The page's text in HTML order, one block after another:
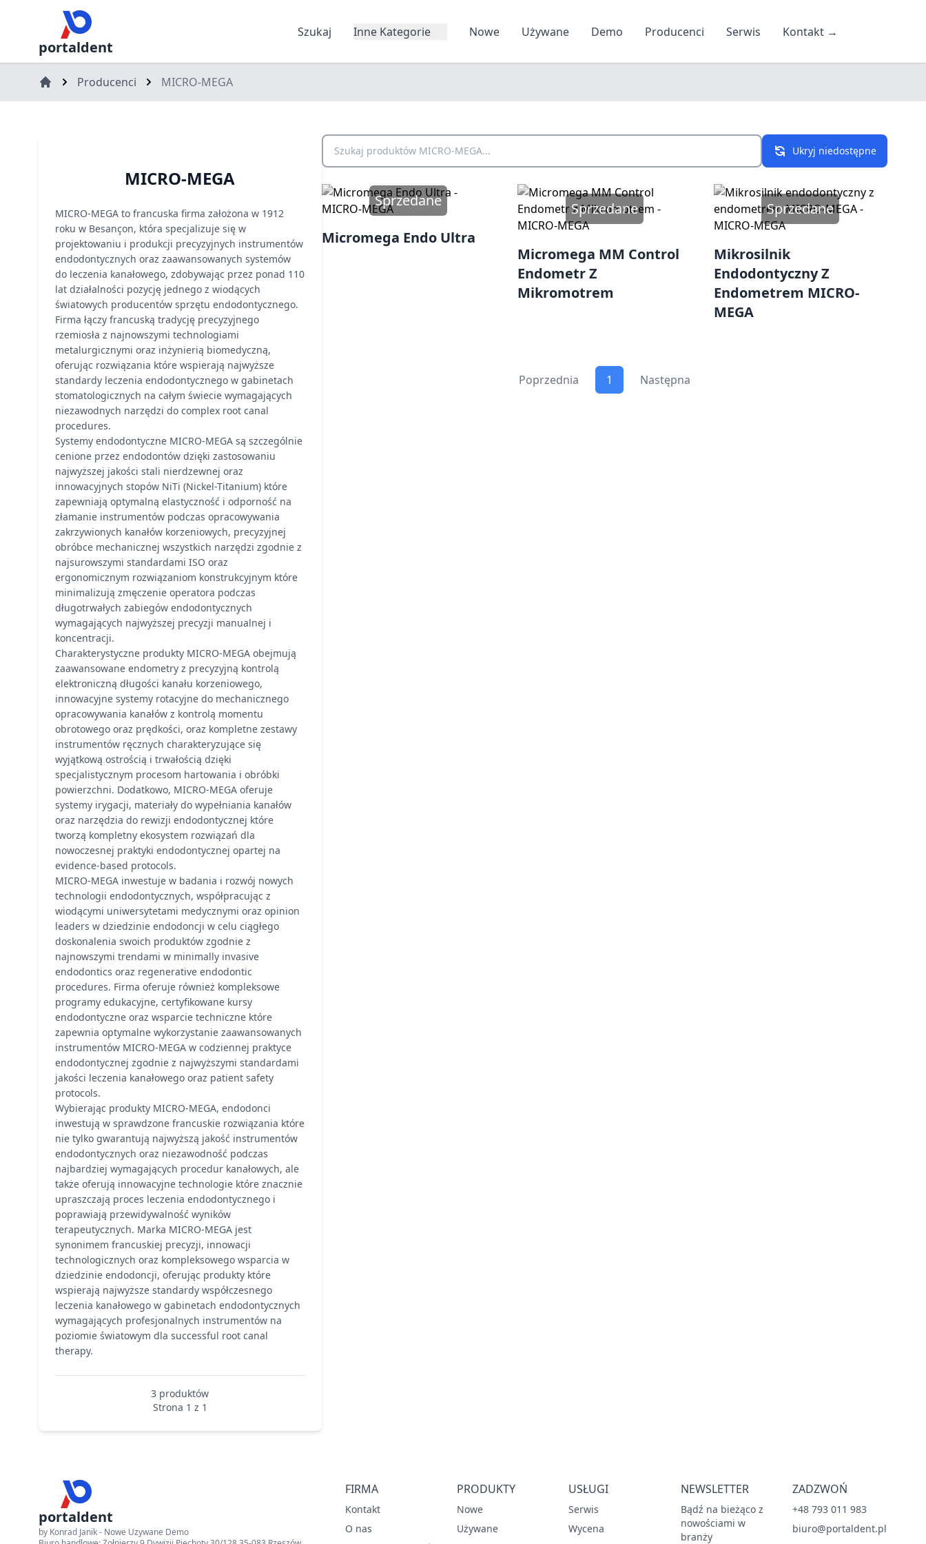
portaldent
Szukaj Inne Kategorie Nowe Używane Demo Producenci Serwis Kontakt →
Producenci MICRO-MEGA
MICRO-MEGA
MICRO-MEGA to francuska firma założona w 1912
roku w Besançon, która specjalizuje się w
projektowaniu i produkcji precyzyjnych instrumentów
endodontycznych oraz zaawansowanych systemów
do leczenia kanałowego, zdobywając przez ponad 110
lat działalności pozycję jednego z wiodących
światowych producentów sprzętu endodontycznego.
Firma łączy francuską tradycję precyzyjnego
rzemiosła z najnowszymi technologiami
metalurgicznymi oraz inżynierią biomedyczną,
oferując rozwiązania które wspierają najwyższe
standardy leczenia endodontycznego w gabinetach
stomatologicznych na całym świecie wymagających
niezawodnych narzędzi do complex root canal
procedures.
Systemy endodontyczne MICRO-MEGA są szczególnie
cenione przez endodontów dzięki zastosowaniu
najwyższej jakości stali nierdzewnej oraz
innowacyjnych stopów NiTi (Nickel-Titanium) które
zapewniają optymalną elastyczność i odporność na
złamanie instrumentów podczas opracowywania
zakrzywionych kanałów korzeniowych, precyzyjnej
obróbce mechanicznej wszystkich narzędzi zgodnie z
najsurowszymi standardami ISO oraz
ergonomicznym rozwiązaniom konstrukcyjnym które
minimalizują zmęczenie operatora podczas
długotrwałych zabiegów endodontycznych
wymagających najwyższej precyzji manualnej i
koncentracji.
Charakterystyczne produkty MICRO-MEGA obejmują
zaawansowane endometry z precyzyjną kontrolą
elektroniczną długości kanału korzeniowego,
innowacyjne systemy rotacyjne do mechanicznego
opracowywania kanałów z kontrolą momentu
obrotowego oraz prędkości, oraz kompletne zestawy
instrumentów ręcznych charakteryzujące się
wyjątkową ostrością i trwałością dzięki
specjalistycznym procesom hartowania i obróbki
powierzchni. Dodatkowo, MICRO-MEGA oferuje
systemy irygacji, materiały do wypełniania kanałów
oraz narzędzia do rewizji endodontycznej które
tworzą kompletny ekosystem rozwiązań dla
nowoczesnej praktyki endodontycznej opartej na
evidence-based protocols.
MICRO-MEGA inwestuje w badania i rozwój nowych
technologii endodontycznych, współpracując z
wiodącymi uniwersytetami medycznymi oraz opinion
leaders w dziedzinie endodoncji w celu ciągłego
doskonalenia swoich produktów zgodnie z
najnowszymi trendami w minimally invasive
endodontics oraz regenerative endodontic
procedures. Firma oferuje również kompleksowe
programy edukacyjne, certyfikowane kursy
endodontyczne oraz wsparcie techniczne które
zapewnia optymalne wykorzystanie zaawansowanych
instrumentów MICRO-MEGA w codziennej praktyce
endodontycznej zgodnie z najwyższymi standardami
jakości leczenia kanałowego oraz patient safety
protocols.
Wybierając produkty MICRO-MEGA, endodonci
inwestują w sprawdzone francuskie rozwiązania które
nie tylko gwarantują najwyższą jakość instrumentów
endodontycznych oraz niezawodność podczas
najbardziej wymagających procedur kanałowych, ale
także oferują innowacyjne technologie które znacznie
upraszczają proces leczenia endodontycznego i
poprawiają przewidywalność wyników
terapeutycznych. Marka MICRO-MEGA jest
synonimem francuskiej precyzji, innowacji
technologicznych oraz kompleksowego wsparcia w
dziedzinie endodoncji, oferując produkty które
wspierają najwyższe standardy współczesnego
leczenia kanałowego w gabinetach endodontycznych
wymagających profesjonalnych instrumentów na
poziomie światowym dla successful root canal
therapy.
3 produktów
Strona 1 z 1
Szukaj produktów MICRO-MEGA
Ukryj niedostępne
Sprzedane
Micromega Endo Ultra
Sprzedane
Micromega MM Control
Endometr Z
Mikromotrem
Sprzedane
Mikrosilnik
Endodontyczny Z
Endometrem MICRO-
MEGA
Poprzednia 1 Następna
portaldent
by Konrad Janik - Nowe Uzywane Demo
FIRMA
Kontakt
O nas
PRODUKTY
Nowe
Używane
USŁUGI
Serwis
Wycena
NEWSLETTER
Bądź na bieżąco z
nowościami w
branży
ZADZWOŃ
+48 793 011 983
biuro@portaldent.pl